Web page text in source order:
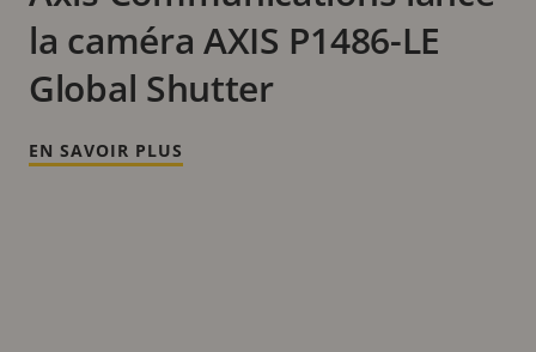
la caméra AXIS P1486-LE
Global Shutter
EN SAVOIR PLUS